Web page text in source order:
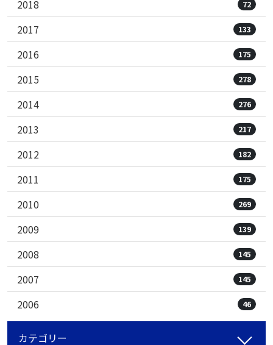
2018 72
2017 133
2016 175
2015 278
2014 276
2013 217
2012 182
2011 175
2010 269
2009 139
2008 145
2007 145
2006 46
カテゴリー